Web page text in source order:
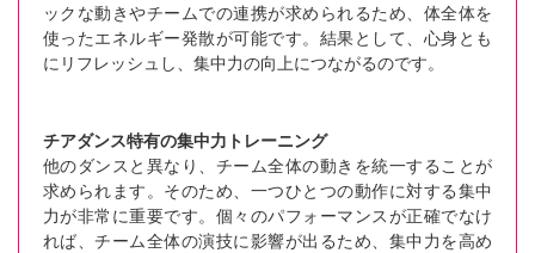
ックな動きやチームでの連携が求められるため、体全体を
使ったエネルギー発散が可能です。結果として、心身とも
にリフレッシュし、集中力の向上につながるのです。
チアダンス特有の集中力トレーニング
他のダンスと異なり、チーム全体の動きを統一することが
求められます。そのため、一つひとつの動作に対する集中
力が非常に重要です。個々のパフォーマンスが正確でなけ
れば、チーム全体の演技に影響が出るため、集中力を高め